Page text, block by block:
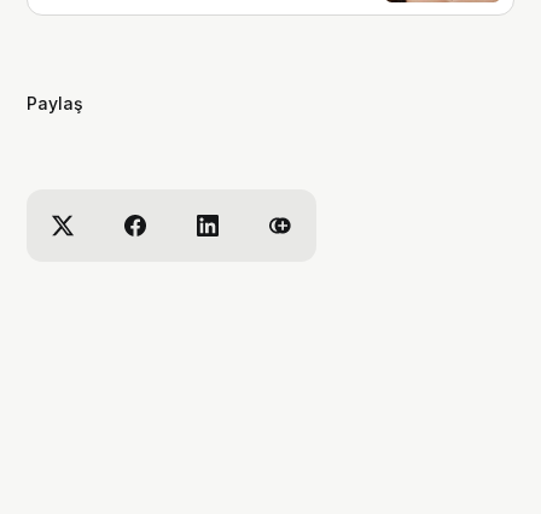
de bana eşlik etmek isterseniz,
Paylaş